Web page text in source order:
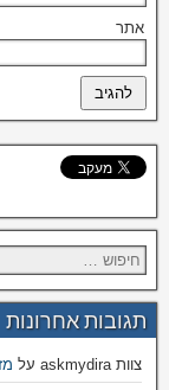
אתר
תגובות אחרונות
צוות askmydira על